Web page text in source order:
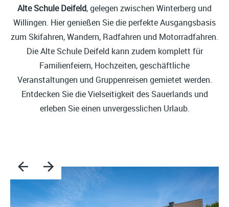
Alte Schule Deifeld, gelegen zwischen Winterberg und
Willingen. Hier genießen Sie die perfekte Ausgangsbasis
zum Skifahren, Wandern, Radfahren und Motorradfahren.
Die Alte Schule Deifeld kann zudem komplett für
Familienfeiern, Hochzeiten, geschäftliche
Veranstaltungen und Gruppenreisen gemietet werden.
Entdecken Sie die Vielseitigkeit des Sauerlands und
erleben Sie einen unvergesslichen Urlaub.